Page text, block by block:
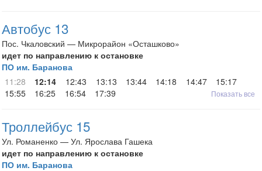
Автобус 13
Пос. Чкаловский — Микрорайон «Осташково»
идет по направлению к остановке
ПО им. Баранова
11:28
12:14 12:43 13:13 13:44 14:18 14:47
15:17
15:55
16:25 16:54 17:39 Показать все
Троллейбус 15
Ул. Романенко — Ул. Ярослава Гашека
идет по направлению к остановке
ПО им. Баранова